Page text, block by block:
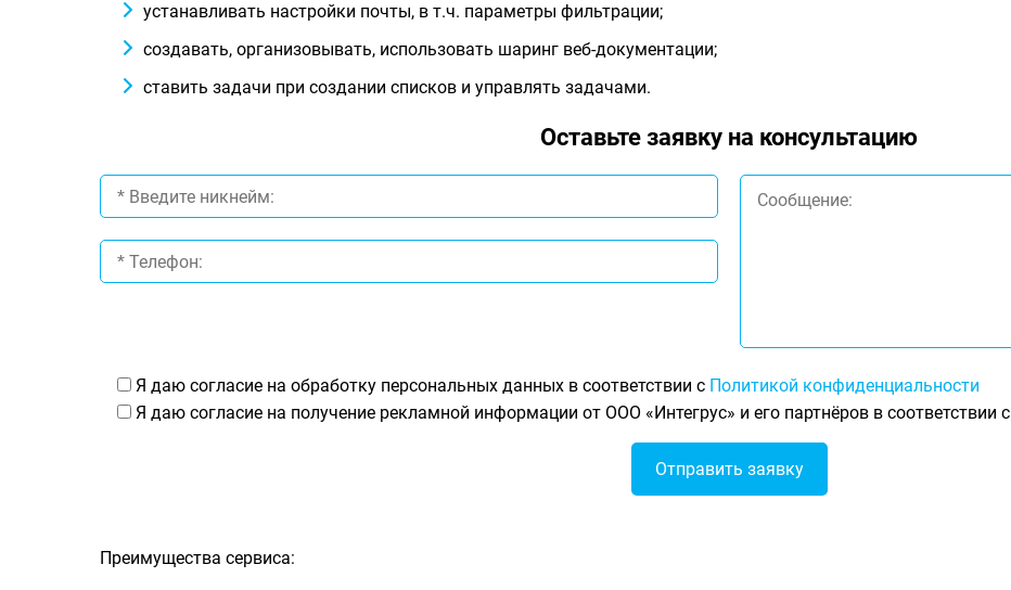
устанавливать настройки почты, в т.ч. параметры фильтрации;
создавать, организовывать, использовать шаринг веб-документации;
ставить задачи при создании списков и управлять задачами.
Оставьте заявку на консультацию
Я даю согласие на обработку персональных данных в соответствии с Политикой конфиденциальности
Я даю согласие на получение рекламной информации от ООО «Интегрус» и его партнёров в соответствии с
Преимущества сервиса: